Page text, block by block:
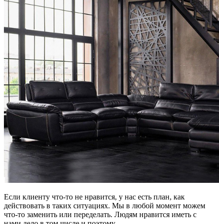
Если клиенту что-то не нравится, у нас есть план, как
действовать в таких ситуациях. Мы в любой момент можем
что-то заменить или переделать. Людям нравится иметь с